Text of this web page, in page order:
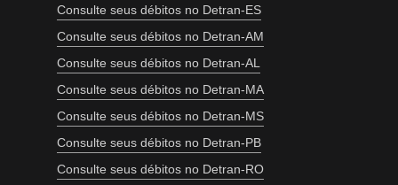
Consulte seus débitos no Detran-ES
Consulte seus débitos no Detran-AM
Consulte seus débitos no Detran-AL
Consulte seus débitos no Detran-MA
Consulte seus débitos no Detran-MS
Consulte seus débitos no Detran-PB
Consulte seus débitos no Detran-RO